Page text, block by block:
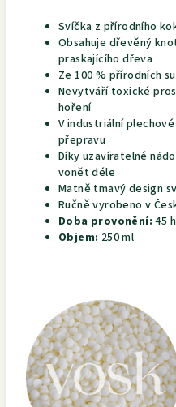
Svíčka z přírodního
Obsahuje dřevěný
praskajícího dřeva
Ze 100 % přírodních
Nevytváří toxické
hoření
V industriální
přepravu
Díky uzavíratelné
vonět déle
Matně tmavý design
Ručně vyrobeno v
Doba provonění: 45
Objem: 250 ml